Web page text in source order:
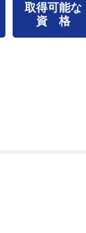
取得可能な
資 格